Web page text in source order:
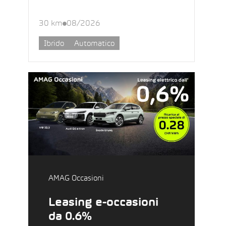
30 km 08/2026
Ibrido Automatico
AMAG Occasioni
Leasing e-occasioni
da 0.6%